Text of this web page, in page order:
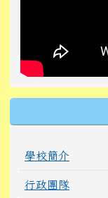
學校簡介
行政團隊